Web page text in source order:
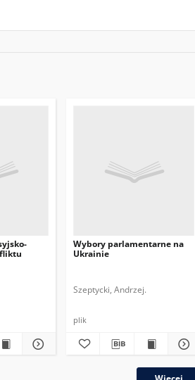
Wybory parlamentarne na
Ukrainie
Szeptycki, Andrzej.
plik